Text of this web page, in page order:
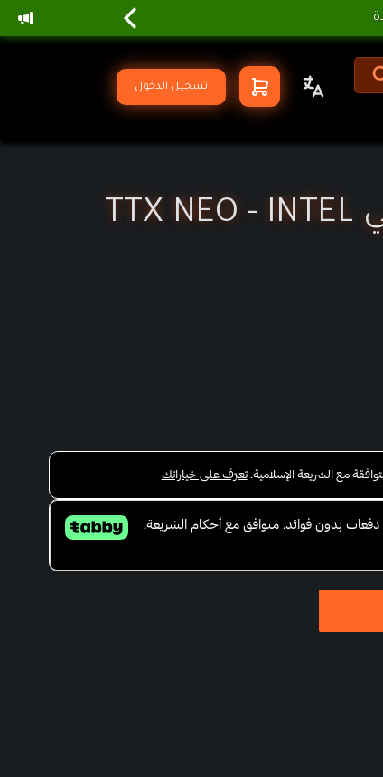
تسجيل الدخول
تجميعة بي سي TTX NEO - INTEL